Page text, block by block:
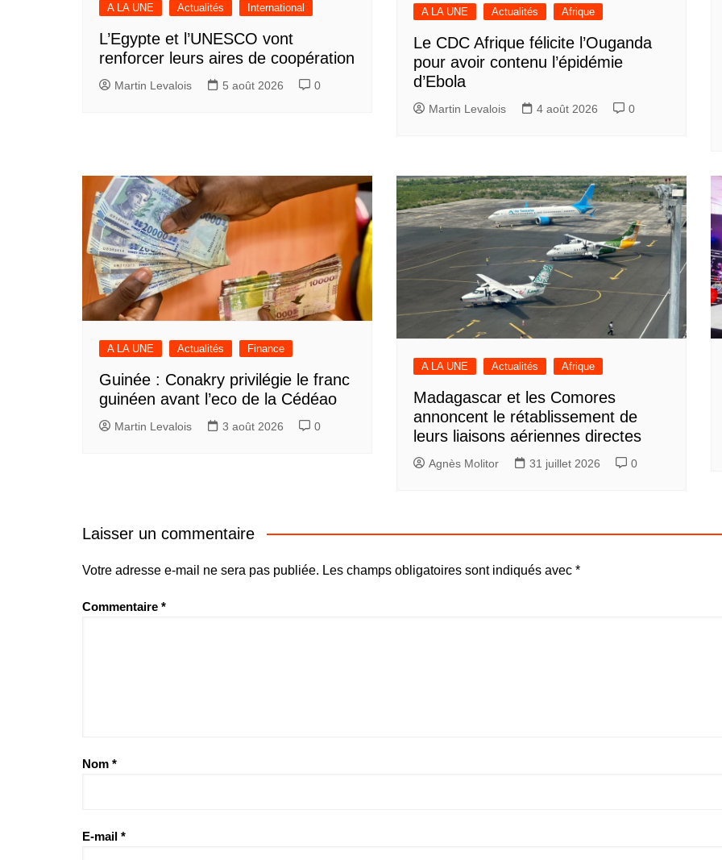
A LA UNE Actualités International
L’Egypte et l’UNESCO vont
renforcer leurs aires de coopération
Martin Levalois 5 août 2026 0
A LA UNE Actualités Afrique
Le CDC Afrique félicite l’Ouganda
pour avoir contenu l’épidémie
d’Ebola
Martin Levalois 4 août 2026 0
A LA UNE Actualités Finance
Guinée : Conakry privilégie le franc
guinéen avant l’eco de la Cédéao
Martin Levalois 3 août 2026 0
A LA UNE Actualités Afrique
Madagascar et les Comores
annoncent le rétablissement de
leurs liaisons aériennes directes
Agnès Molitor 31 juillet 2026 0
Laisser un commentaire
Votre adresse e-mail ne sera pas publiée. Les champs obligatoires sont indiqués avec *
Commentaire *
Nom *
E-mail *